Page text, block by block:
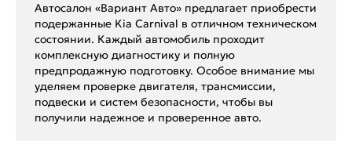
Автосалон «Вариант Авто» предлагает приобрести
подержанные Kia Carnival в отличном техническом
состоянии. Каждый автомобиль проходит
комплексную диагностику и полную
предпродажную подготовку. Особое внимание мы
уделяем проверке двигателя, трансмиссии,
подвески и систем безопасности, чтобы вы
получили надежное и проверенное авто.